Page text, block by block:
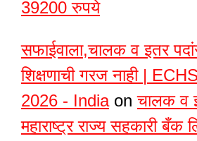
39200 रुपये
सफाईवाला,चालक व इतर
शिक्षणाची गरज नाही |
2026 - Indiaonचालक व
महाराष्ट्र राज्य सहकारी बँक